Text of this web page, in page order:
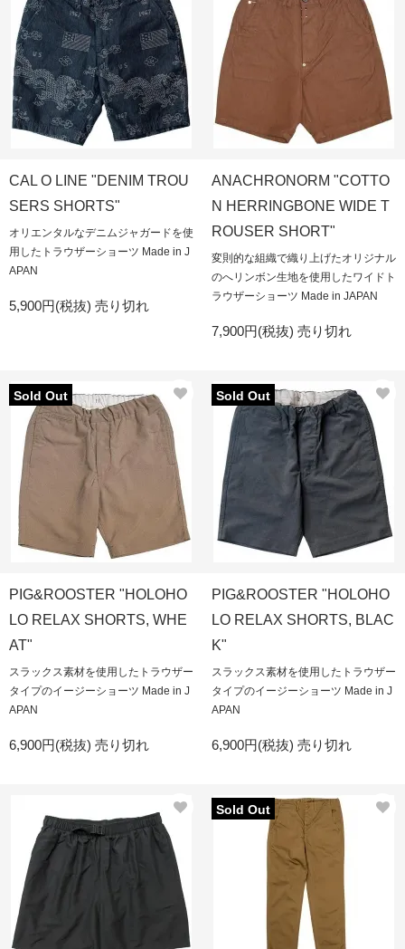
CAL O LINE "DENIM TROU
SERS SHORTS"
オリエンタルなデニムジャガードを使
用したトラウザーショーツ Made in J
APAN
5,900円(税抜) 売り切れ
ANACHRONORM "COTTO
N HERRINGBONE WIDE T
ROUSER SHORT"
変則的な組織で織り上げたオリジナル
のへリンボン生地を使用したワイドト
ラウザーショーツ Made in JAPAN
7,900円(税抜) 売り切れ
Sold Out
PIG&ROOSTER "HOLOHO
LO RELAX SHORTS, WHE
AT"
スラックス素材を使用したトラウザー
タイプのイージーショーツ Made in J
APAN
6,900円(税抜) 売り切れ
Sold Out
PIG&ROOSTER "HOLOHO
LO RELAX SHORTS, BLAC
K"
スラックス素材を使用したトラウザー
タイプのイージーショーツ Made in J
APAN
6,900円(税抜) 売り切れ
Sold Out